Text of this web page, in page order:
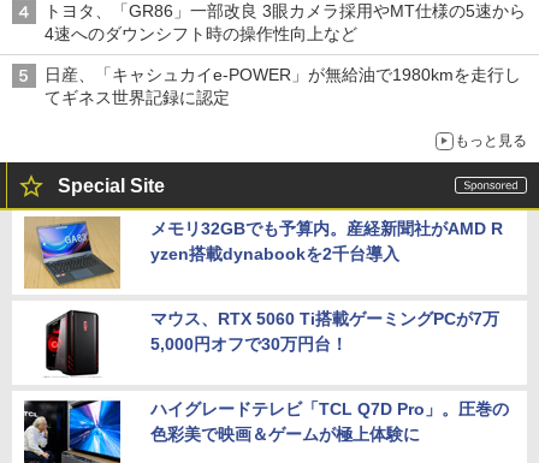
トヨタ、「GR86」一部改良 3眼カメラ採用やMT仕様の5速から
4速へのダウンシフト時の操作性向上など
日産、「キャシュカイe-POWER」が無給油で1980kmを走行し
てギネス世界記録に認定
もっと見る
Special Site
メモリ32GBでも予算内。産経新聞社がAMD R
yzen搭載dynabookを2千台導入
マウス、RTX 5060 Ti搭載ゲーミングPCが7万
5,000円オフで30万円台！
ハイグレードテレビ「TCL Q7D Pro」。圧巻の
色彩美で映画＆ゲームが極上体験に